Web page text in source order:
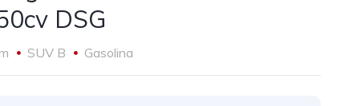
DSG
SUV B Gasolina